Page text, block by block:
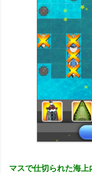
マスで仕切られた海